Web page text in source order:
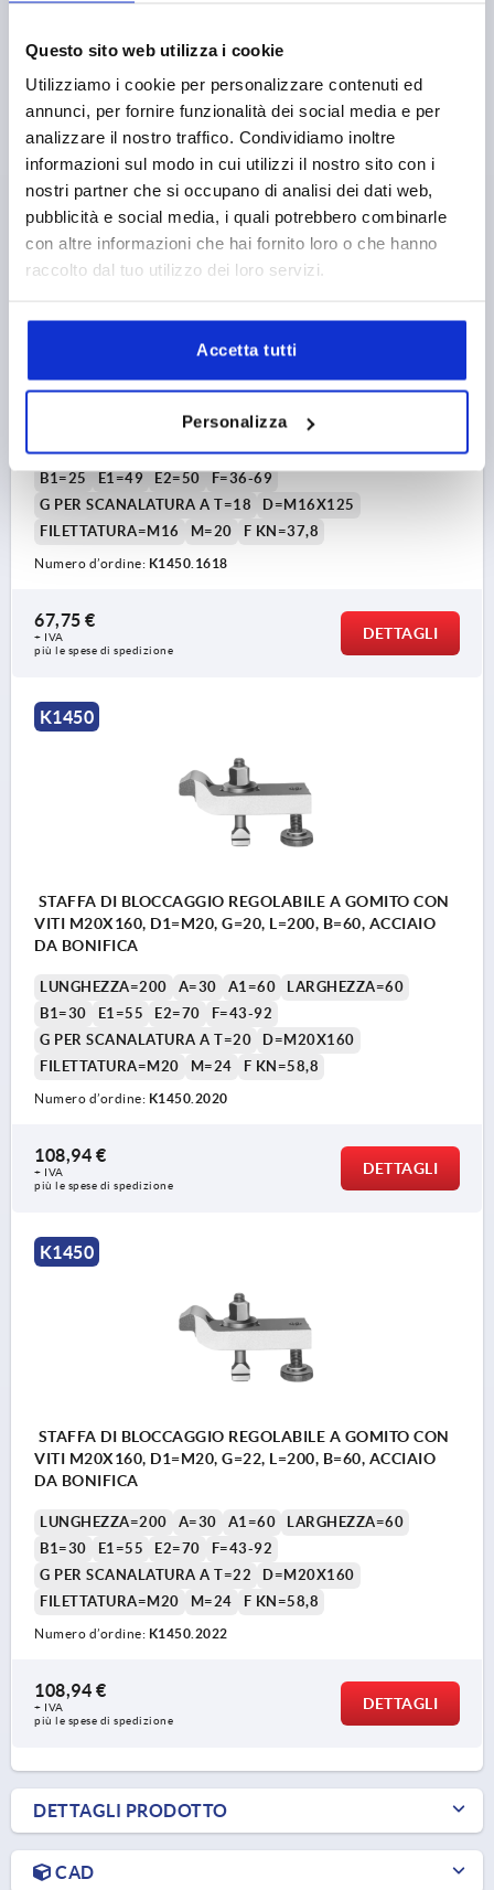
Questo sito web utilizza i cookie
Utilizziamo i cookie per personalizzare contenuti ed
annunci, per fornire funzionalità dei social media e per
analizzare il nostro traffico. Condividiamo inoltre
informazioni sul modo in cui utilizzi il nostro sito con i
nostri partner che si occupano di analisi dei dati web,
pubblicità e social media, i quali potrebbero combinarle
con altre informazioni che hai fornito loro o che hanno
raccolto dal tuo utilizzo dei loro servizi.
Accetta tutti
Personalizza
67,75 €
più le spese di spedizione
K1450
VITI M16X125, D1=M16, G=18, L=160, B=50, ACCIAIO
LUNGHEZZA=160 A=25 A1=50
LARGHEZZA=50
B1=25
E1=49 E2=50
F=36-69
G PER SCANALATURA A T=18
D=M16X125
FILETTATURA=M16
M=20 F KN=37,8
Numero d’ordine: K1450.1618
67,75 €
+ IVA
più le spese di spedizione
DETTAGLI
K1450
STAFFA DI BLOCCAGGIO REGOLABILE A GOMITO CON
VITI M20X160, D1=M20, G=20, L=200, B=60, ACCIAIO
DA BONIFICA
LUNGHEZZA=200 A=30 A1=60
LARGHEZZA=60
B1=30
E1=55 E2=70
F=43-92
G PER SCANALATURA A T=20
D=M20X160
FILETTATURA=M20
M=24 F KN=58,8
Numero d’ordine: K1450.2020
108,94 €
+ IVA
più le spese di spedizione
DETTAGLI
K1450
STAFFA DI BLOCCAGGIO REGOLABILE A GOMITO CON
VITI M20X160, D1=M20, G=22, L=200, B=60, ACCIAIO
DA BONIFICA
LUNGHEZZA=200 A=30 A1=60
LARGHEZZA=60
B1=30
E1=55 E2=70
F=43-92
G PER SCANALATURA A T=22
D=M20X160
FILETTATURA=M20
M=24 F KN=58,8
Numero d’ordine: K1450.2022
108,94 €
+ IVA
più le spese di spedizione
DETTAGLI
DETTAGLI PRODOTTO
CAD